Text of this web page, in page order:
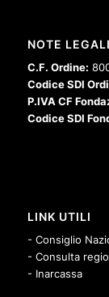
NOTE LEGALI
C.F. Ordine:
Codice SDI
P.IVA CF
Codice SDI
LINK UTILI
- Consiglio
- Consulta
- Inarcassa